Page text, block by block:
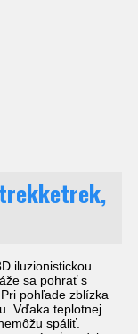
iluzionistickou
sa pohrať s
pohľade zblízka
Vďaka teplotnej
spáliť.